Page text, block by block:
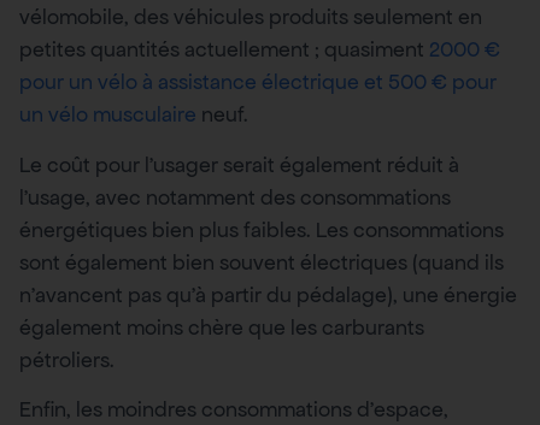
vélomobile, des véhicules produits seulement en
petites quantités actuellement ; quasiment 2000 €
pour un vélo à assistance électrique et 500 € pour
un vélo musculaire neuf.
Le coût pour l’usager serait également réduit à
l’usage, avec notamment des consommations
énergétiques bien plus faibles. Les consommations
sont également bien souvent électriques (quand ils
n’avancent pas qu’à partir du pédalage), une énergie
également moins chère que les carburants
pétroliers.
Enfin, les moindres consommations d’espace,